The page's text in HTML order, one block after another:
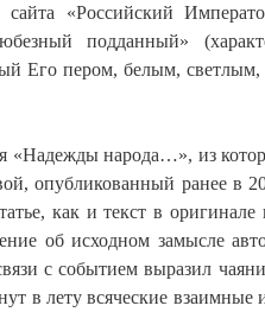
«Российский
подданный»
Его пером, белым, светлым,
«Надежды народа…», из
опубликованный ранее в
как и текст в оригинале
об исходном замысле
с событием выразил
в лету всяческие взаимные